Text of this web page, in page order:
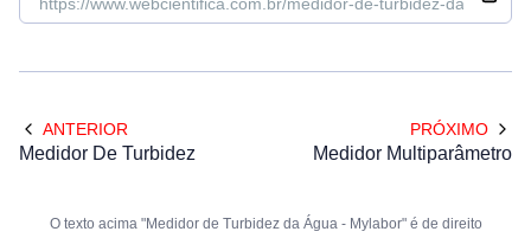
ANTERIOR
Medidor De Turbidez
PRÓXIMO
Medidor Multiparâmetro
O texto acima "Medidor de Turbidez da Água - Mylabor" é de direito